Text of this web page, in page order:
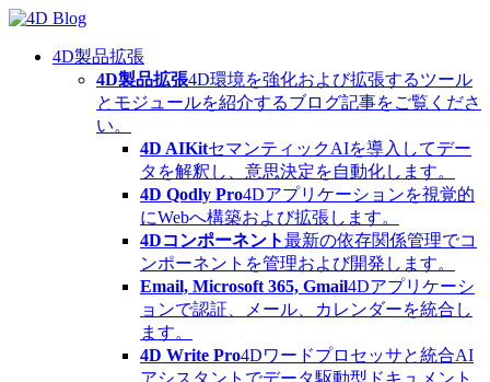
Skip
content4D製品拡張
4D製品拡張4D環境を強化および拡張するツール
とモジュールを紹介するブログ記事をご覧くださ
い。
4D AIKitセマンティックAIを導入してデー
タを解釈し、意思決定を自動化します。
4D Qodly Pro4Dアプリケーションを視覚的
にWebへ構築および拡張します。
4Dコンポーネント最新の依存関係管理でコ
ンポーネントを管理および開発します。
Email, Microsoft 365, Gmail4Dアプリケーシ
ョンで認証、メール、カレンダーを統合し
ます。
4D Write Pro4Dワードプロセッサと統合AI
アシスタントでデータ駆動型ドキュメント